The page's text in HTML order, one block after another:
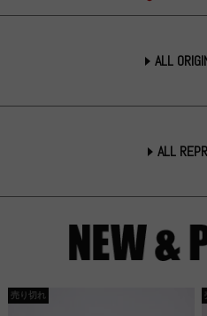
ALL
ALL
売り切れ